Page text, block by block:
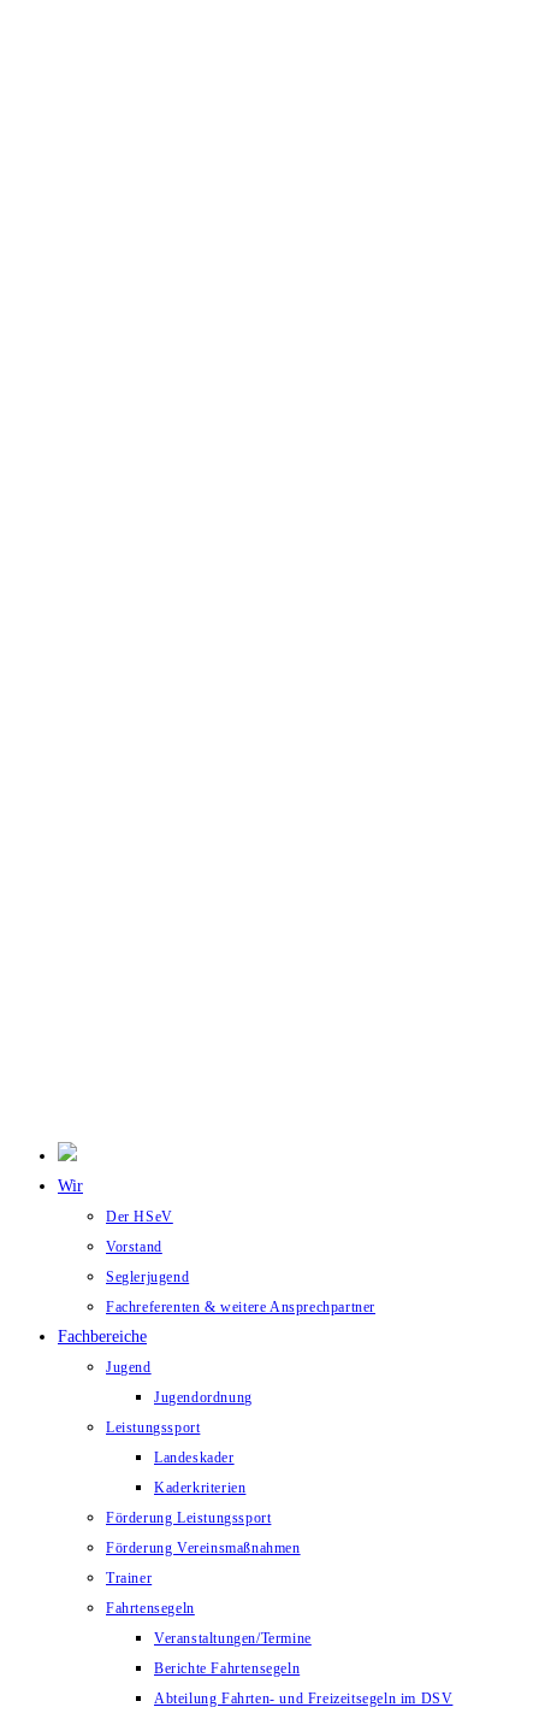
Wir
Der HSeV
Vorstand
Seglerjugend
Fachreferenten & weitere Ansprechpartner
Fachbereiche
Jugend
Jugendordnung
Leistungssport
Landeskader
Kaderkriterien
Förderung Leistungssport
Förderung Vereinsmaßnahmen
Trainer
Fahrtensegeln
Veranstaltungen/Termine
Berichte Fahrtensegeln
Abteilung Fahrten- und Freizeitsegeln im DSV